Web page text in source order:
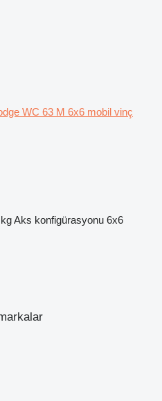
WC 63 M 6x6 mobil vinç
Aks konfigürasyonu 6x6